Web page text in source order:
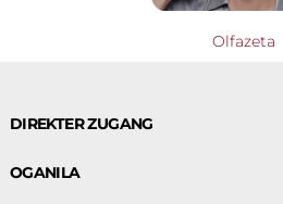
Olfazeta
DIREKTER ZUGANG
OGANILA